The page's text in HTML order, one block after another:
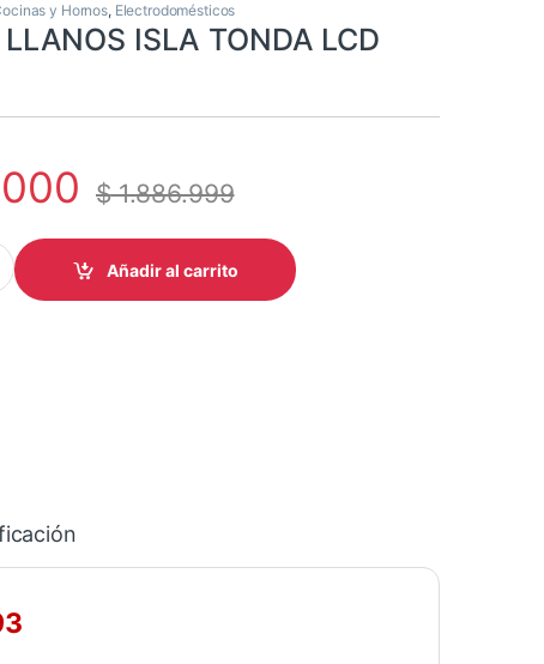
y Hornos, Electrodomésticos
ISLA TONDA LCD
$1.886.999
TONDA LCD 24393 cantidad
Añadir al carrito